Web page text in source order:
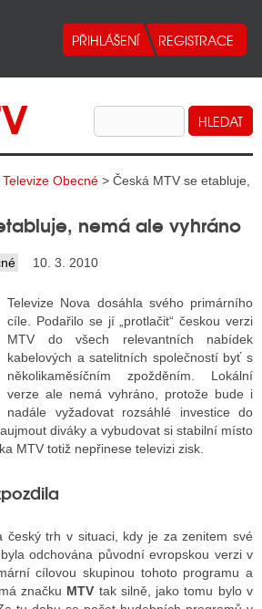
Televize Obecné > Česká MTV se etabluje,
nemá ale vyhráno
10. 3. 2010
Televize Nova dosáhla svého primárního
cíle. Podařilo se jí „protlačit“ českou verzi
MTV do všech relevantních nabídek
kabelových a satelitních společností byť s
několikaměsíčním zpožděním. Lokální
verze ale nemá vyhráno, protože bude i
nadále vyžadovat rozsáhlé investice do
diváky a vybudovat si stabilní místo
MTV totiž nepřinese televizi zisk.
český trh v situaci, kdy je za zenitem své
odchována původní evropskou verzi v
cílovou skupinou tohoto programu a
značku MTV tak silně, jako tomu bylo v